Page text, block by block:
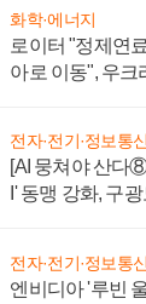
화학·에너지
로이터 "정제연
아로 이동", 우크
전자·전기·정보통신
[AI 뭉쳐야 산다
I' 동맹 강화, 구
전자·전기·정보통신
엔비디아 '루빈